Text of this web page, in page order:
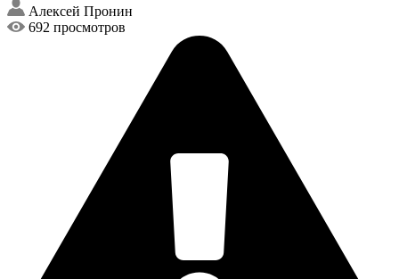
Алексей Пронин
692 просмотров